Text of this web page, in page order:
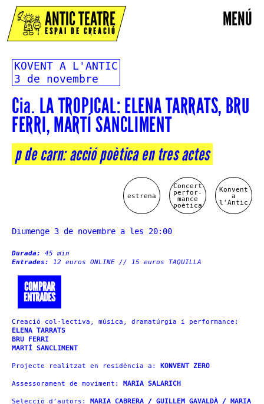
MENÚ
ANTIC TEATRE
ESPAI DE CREACIÓ
KOVENT A L'ANTIC
3 de novembre
Cia. LA TROPICAL: ELENA TARRATS, BRU
FERRI, MARTÍ SANCLIMENT
p de carn: acció poètica en tres actes
Konvent
a
l'Antic
Concert
perfor-
mance
poètica
estrena
Diumenge 3 de novembre a les 20:00
Durada: 45 min
Entrades: 12 euros ONLINE // 15 euros TAQUILLA
COMPRAR
ENTRADES
Creació col·lectiva, música, dramatúrgia i performance:
ELENA TARRATS
BRU FERRI
MARTÍ SANCLIMENT
Projecte realitzat en residència a: KONVENT ZERO
Assessorament de moviment: MARIA SALARICH
Selecció d’autors: MARIA CABRERA / GUILLEM GAVALDÀ / MARIA